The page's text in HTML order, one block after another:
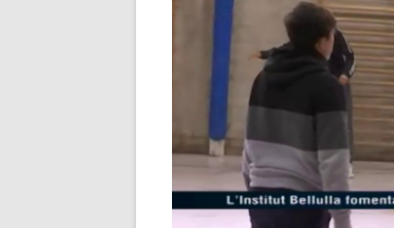
SERVEIS I PROJECTES
OFERTA EDUCATIVA